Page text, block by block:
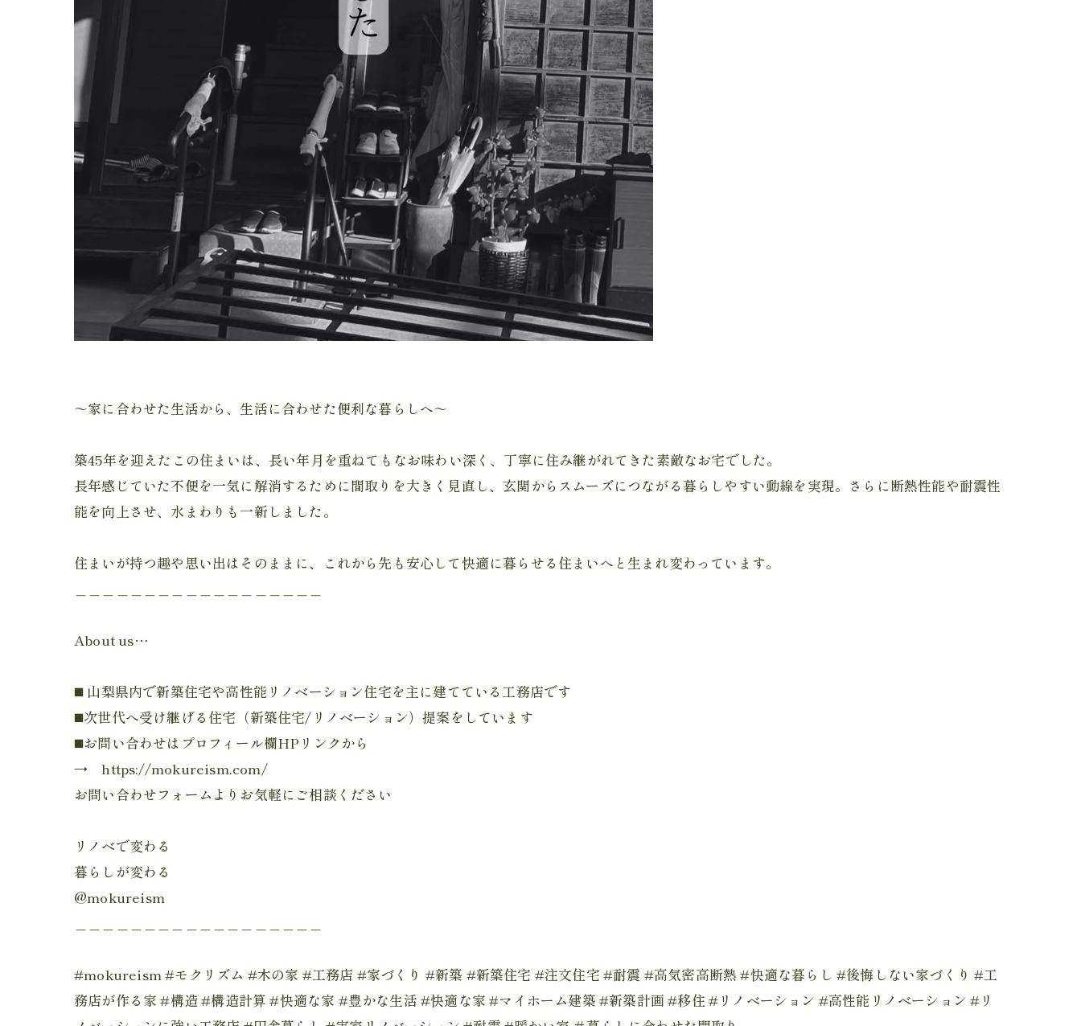
～家に合わせた生活から、生活に合わせた便利な暮らしへ～
築45年を迎えたこの住まいは、長い年月を重ねてもなお味わい深く、丁寧に住み継がれてきた素敵なお宅でした。
長年感じていた不便を一気に解消するために間取りを大きく見直し、玄関からスムーズにつながる暮らしやすい動線を実現。さらに断熱性能や耐震性
能を向上させ、水まわりも一新しました。
住まいが持つ趣や思い出はそのままに、これから先も安心して快適に暮らせる住まいへと生まれ変わっています。
About us…
◼️ 山梨県内で新築住宅や高性能リノベーション住宅を主に建てている工務店です
◼️次世代へ受け継げる住宅（新築住宅/リノベーション）提案をしています
◼️お問い合わせはプロフィール欄HPリンクから
→ https://mokureism.com/
お問い合わせフォームよりお気軽にご相談ください
リノベで変わる
暮らしが変わる
@mokureism
#mokureism #モクリズム #木の家 #工務店 #家づくり #新築 #新築住宅 #注文住宅 #耐震 #高気密高断熱 #快適な暮らし #後悔しない家づくり #工
務店が作る家 #構造 #構造計算 #快適な家 #豊かな生活 #快適な家 #マイホーム建築 #新築計画 #移住 #リノベーション #高性能リノベーション #リ